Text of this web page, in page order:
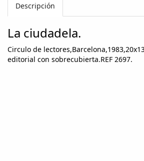
Descripción
La ciudadela.
Circulo de
editorial con sobrecubierta.REF 2697.